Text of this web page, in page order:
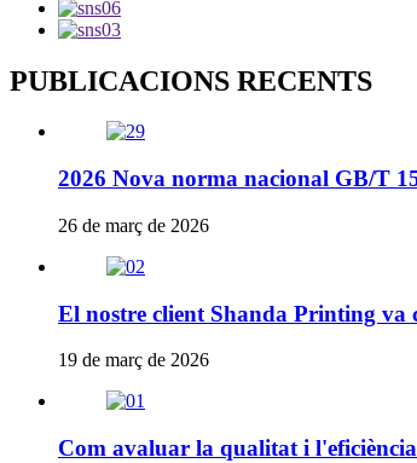
PUBLICACIONS RECENTS
2026 Nova norma nacional GB/T
26 de març de 2026
El nostre client Shanda Printing va
19 de març de 2026
Com avaluar la qualitat i